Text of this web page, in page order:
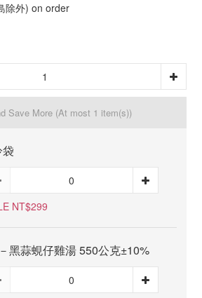
除外) on order
Save More (At most 1 item(s))
NT$299
黑蒜蜆仔雞湯 550公克±10%